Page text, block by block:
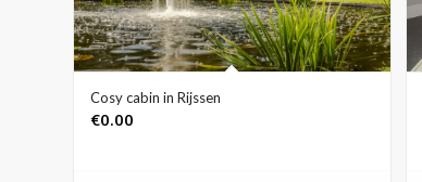
Cosy cabin in Rijssen
€0.00